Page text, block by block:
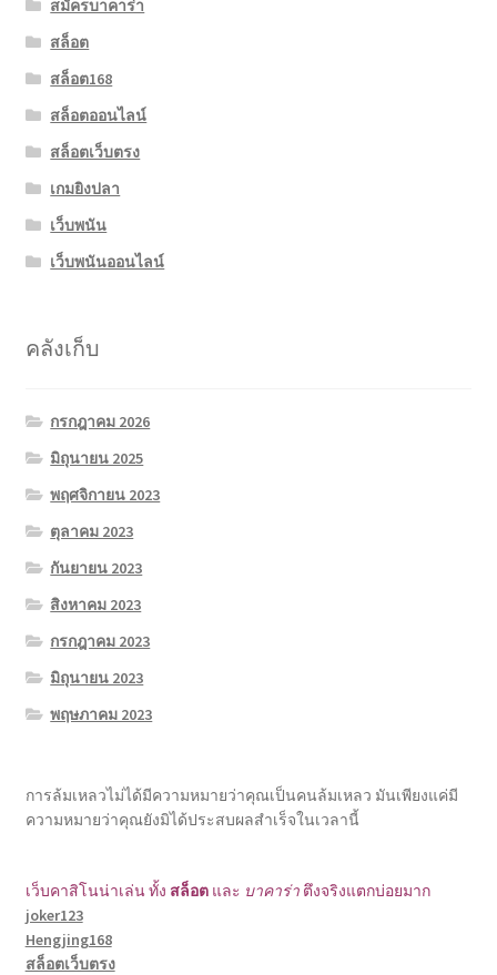
สมัครบาคาร่า
สล็อต
สล็อต168
สล็อตออนไลน์
สล็อตเว็บตรง
เกมยิงปลา
เว็บพนัน
เว็บพนันออนไลน์
คลังเก็บ
กรกฎาคม 2026
มิถุนายน 2025
พฤศจิกายน 2023
ตุลาคม 2023
กันยายน 2023
สิงหาคม 2023
กรกฎาคม 2023
มิถุนายน 2023
พฤษภาคม 2023
การล้มเหลวไม่ได้มีความหมายว่าคุณเป็นคนล้มเหลว มันเพียงแค่มี
ความหมายว่าคุณยังมิได้ประสบผลสำเร็จในเวลานี้
เว็บคาสิโนน่าเล่น ทั้ง สล็อตและ บาคาร่าตึงจริงแตกบ่อยมาก
joker123
Hengjing168
สล็อตเว็บตรง